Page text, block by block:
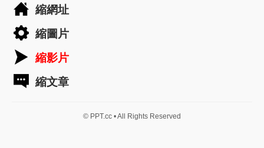
縮網址
縮圖片
縮影片
縮文章
© PPT.cc • All Rights Reserved